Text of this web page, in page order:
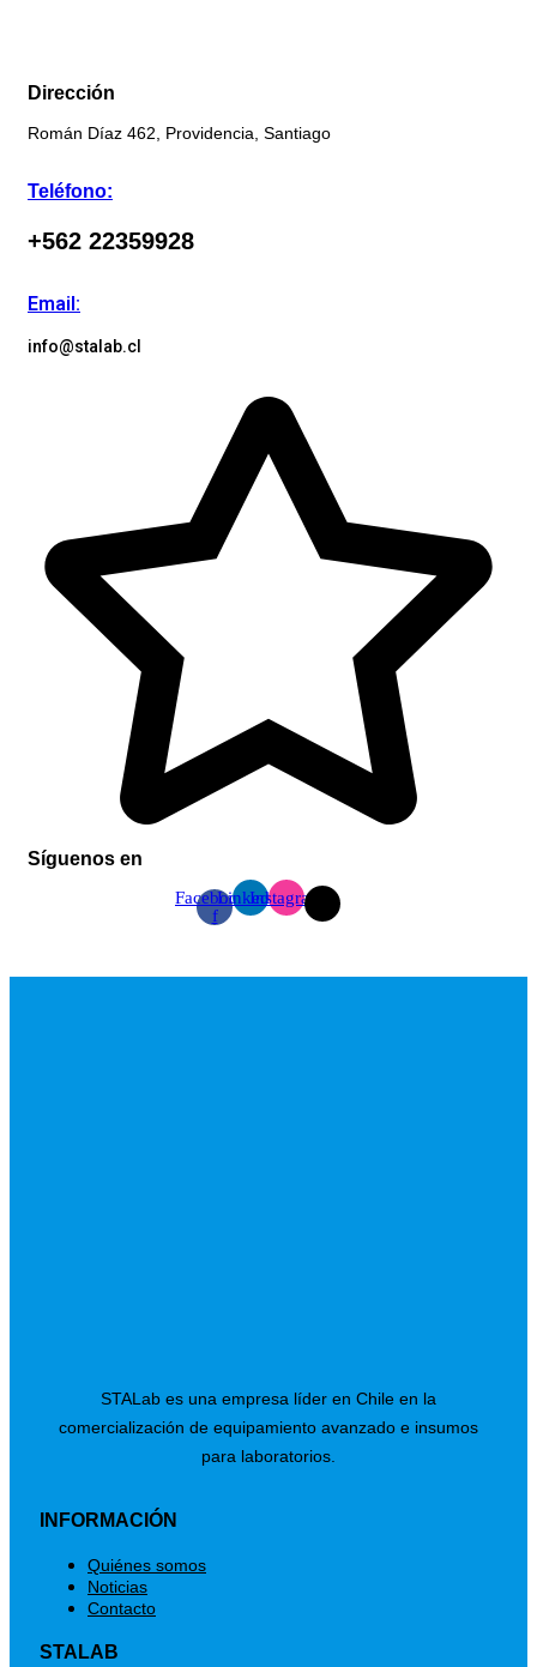
Dirección
Román Díaz 462, Providencia, Santiago
Teléfono:
+562 22359928
Email:
info@stalab.cl
Síguenos en
Facebook-
f
LinkedinInstagram
STALab es una empresa líder en Chile en la
comercialización de equipamiento avanzado e insumos
para laboratorios.
INFORMACIÓN
Menú
Quiénes somos
Noticias
Contacto
STALAB